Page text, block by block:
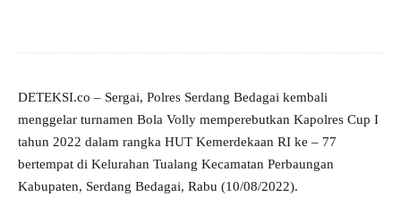
DETEKSI.co – Sergai, Polres Serdang Bedagai kembali
menggelar turnamen Bola Volly memperebutkan Kapolres Cup I
tahun 2022 dalam rangka HUT Kemerdekaan RI ke – 77
bertempat di Kelurahan Tualang Kecamatan Perbaungan
Kabupaten, Serdang Bedagai, Rabu (10/08/2022).